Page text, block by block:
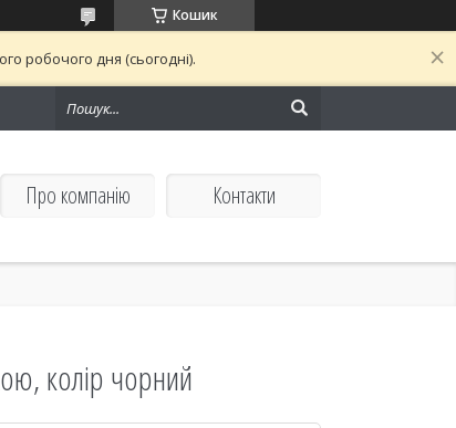
Кошик
робочого дня (сьогодні).
Про компанію Контакти
колір чорний